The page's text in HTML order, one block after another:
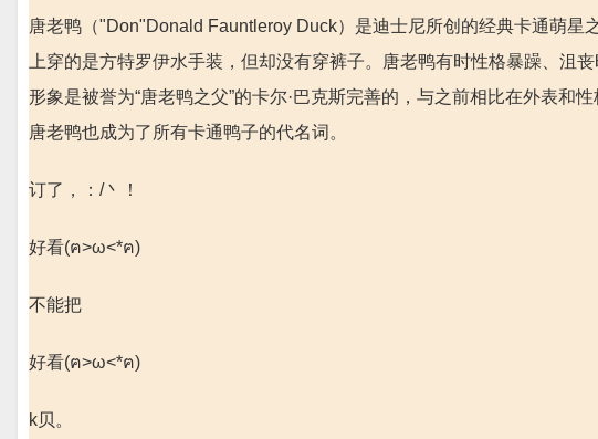
唐老鸭（"Don"Donald Fauntleroy Duck）是迪士尼所创的经典卡通萌
上穿的是方特罗伊水手装，但却没有穿裤子。唐老鸭有时性格暴躁、沮
形象是被誉为“唐老鸭之父”的卡尔·巴克斯完善的，与之前相比在外表和
唐老鸭也成为了所有卡通鸭子的代名词。
订了，：/丶！
好看(ฅ>ω<*ฅ)
不能把
好看(ฅ>ω<*ฅ)
k贝。